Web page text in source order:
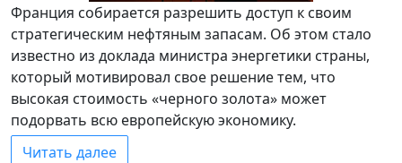
Франция собирается разрешить доступ к своим
стратегическим нефтяным запасам. Об этом стало
известно из доклада министра энергетики страны,
который мотивировал свое решение тем, что
высокая стоимость «черного золота» может
подорвать всю европейскую экономику.
Читать далее